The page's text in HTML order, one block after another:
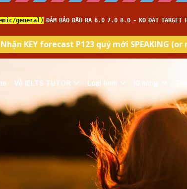
Về IELTS TUTOR Loại hình Kĩ năng